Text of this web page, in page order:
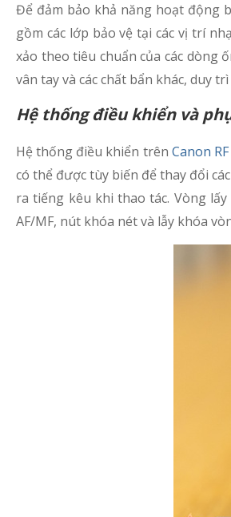
Để đảm bảo khả năng hoạt động
gồm các lớp bảo vệ tại các vị trí
xảo theo tiêu chuẩn của các dòng
vân tay và các chất bẩn khác, duy
Hệ thống điều khiển và
Hệ thống điều khiển trên Canon
có thể được tùy biến để thay đổi
ra tiếng kêu khi thao tác. Vòng
AF/MF, nút khóa nét và lẫy khóa